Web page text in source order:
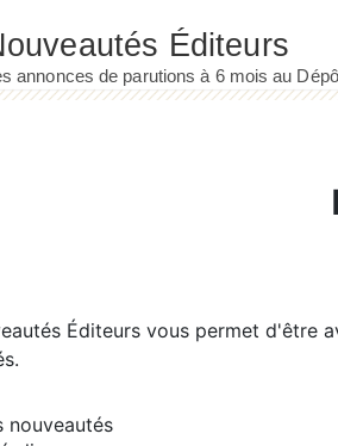
Éditeurs vous permet d'être
nouveautés